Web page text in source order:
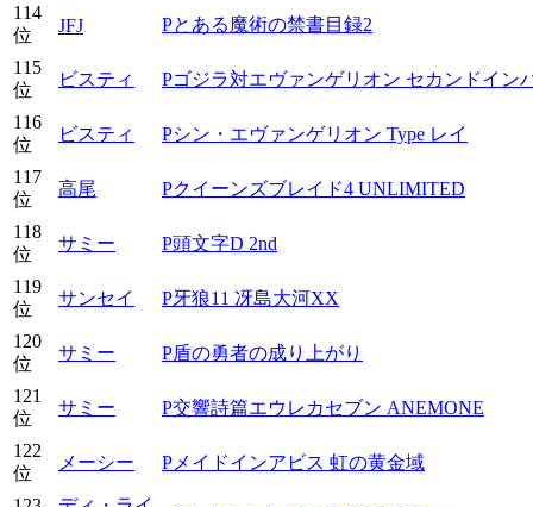
114
位
JFJ Pとある魔術の禁書目録2
115
位
ビスティ Pゴジラ対エヴァンゲリオン セカンドイン
116
位
ビスティ Pシン・エヴァンゲリオン Type レイ
117
位
高尾 Pクイーンズブレイド4 UNLIMITED
118
位
サミー P頭文字D 2nd
119
位
サンセイ P牙狼11 冴島大河XX
120
位
サミー P盾の勇者の成り上がり
121
位
サミー P交響詩篇エウレカセブン ANEMONE
122
位
メーシー Pメイドインアビス 虹の黄金域